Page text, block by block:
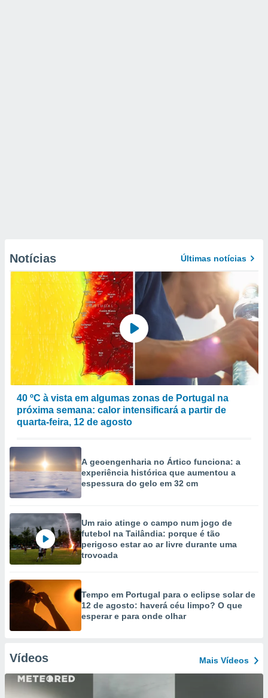
Notícias Últimas notícias
40 ºC à vista em algumas zonas de Portugal na
próxima semana: calor intensificará a partir de
quarta-feira, 12 de agosto
A geoengenharia no Ártico funciona: a
experiência histórica que aumentou a
espessura do gelo em 32 cm
Um raio atinge o campo num jogo de
futebol na Tailândia: porque é tão
perigoso estar ao ar livre durante uma
trovoada
Tempo em Portugal para o eclipse solar de
12 de agosto: haverá céu limpo? O que
esperar e para onde olhar
Vídeos Mais Vídeos